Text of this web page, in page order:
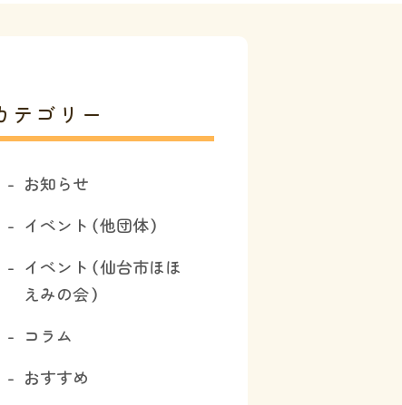
テゴリー
お知らせ
イベント（他団体）
イベント（仙台市ほほ
えみの会）
コラム
おすすめ